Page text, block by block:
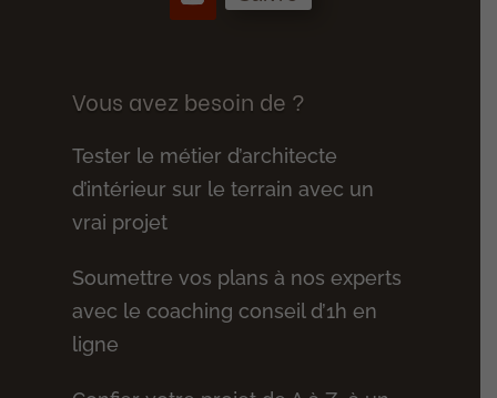
Vous avez besoin de ?
Tester le métier d’architecte
d’intérieur sur le terrain avec un
vrai projet
Soumettre vos plans à nos experts
avec le coaching conseil d’1h en
ligne